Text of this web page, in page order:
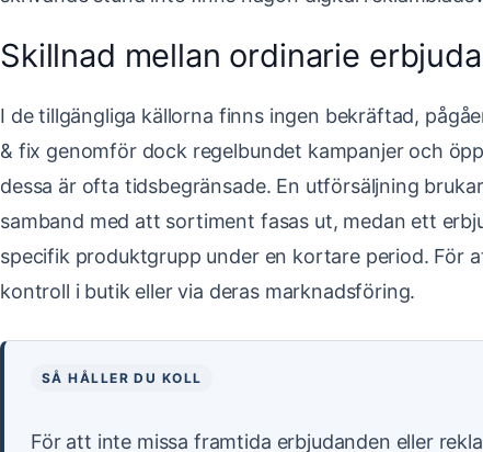
Skillnad mellan ordinarie
I de tillgängliga källorna finns ingen bekräftad,
& fix genomför dock regelbundet kampanjer och
dessa är ofta tidsbegränsade. En utförsäljning
samband med att sortiment fasas ut, medan ett
specifik produktgrupp under en kortare period. För
kontroll i butik eller via deras marknadsföring.
SÅ HÅLLER DU KOLL
För att inte missa framtida erbjudanden eller